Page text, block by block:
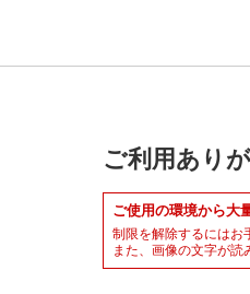
ご利用あり
ご使用の環境から大
制限を解除するにはお
また、画像の文字が読